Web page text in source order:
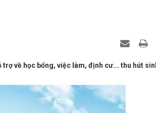
về học bổng, việc làm, định cư... thu hút